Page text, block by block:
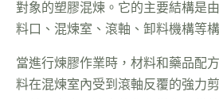
對象的塑膠混煉。它的主要結構是
料口、混煉室、滾軸、卸料機構等
當進行煉膠作業時，材料和藥品配
料在混煉室內受到滾軸反覆的強力
綠色環保橡塑膠用,資源回收設備
自動翻料機